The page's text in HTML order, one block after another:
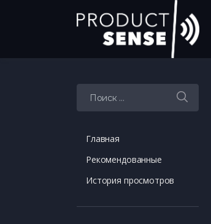
Искать:
Главная
Рекомендованные
История просмотров